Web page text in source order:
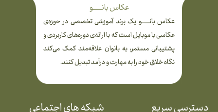
عکاس بانـــــــــو
عکاس بانــــــــو یک برند آموزشی تخصصی در حوزه‌ی
عکاسی با موبایل است که با ارائه‌ی دوره‌های کاربردی و
پشتیبانی مستمر، به بانوان علاقه‌مند کمک می‌کند
نگاه خلاق خود را به مهارت و درآمد تبدیل کنند.
دسترسی سریع شبکه های اجتماعی